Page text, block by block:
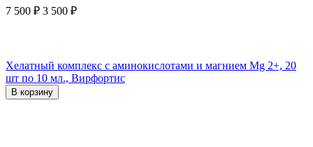
7 500 ₽ 3 500 ₽
Хелатный комплекс с аминокислотами и магнием Mg 2+, 20
шт по 10 мл., Вирфортис
В корзину